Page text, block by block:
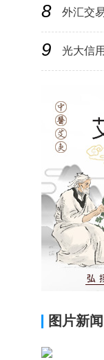
8 外汇交
9 光大信
图片新闻